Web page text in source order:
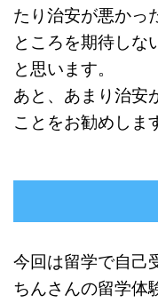
たり治安が悪かっ
ところを期待しな
と思います。
あと、あまり治安
ことをお勧めしま
今回は留学で自己
ちんさんの留学体